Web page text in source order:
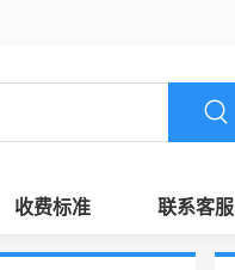
收费标准 联系客服